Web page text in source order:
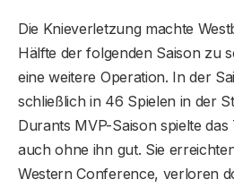
Die Knieverletzung machte
Hälfte der folgenden Saison zu
eine weitere Operation. In der
schließlich in 46 Spielen in der
Durants MVP-Saison spielte
auch ohne ihn gut. Sie
Western Conference, verloren